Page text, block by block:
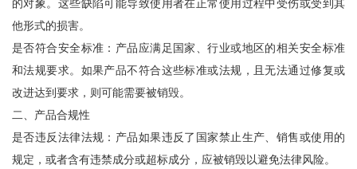
的对象。这些缺陷可能导致使用者在正常使用过程中受伤或受到其
他形式的损害。
是否符合安全标准：产品应满足国家、行业或地区的相关安全标准
和法规要求。如果产品不符合这些标准或法规，且无法通过修复或
改进达到要求，则可能需要被销毁。
二、产品合规性
是否违反法律法规：产品如果违反了国家禁止生产、销售或使用的
规定，或者含有违禁成分或超标成分，应被销毁以避免法律风险。